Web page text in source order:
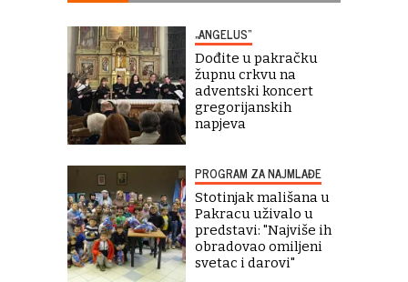
„ANGELUS“
Dođite u pakračku
župnu crkvu na
adventski koncert
gregorijanskih
napjeva
PROGRAM ZA NAJMLAĐE
Stotinjak mališana u
Pakracu uživalo u
predstavi: "Najviše ih
obradovao omiljeni
svetac i darovi"